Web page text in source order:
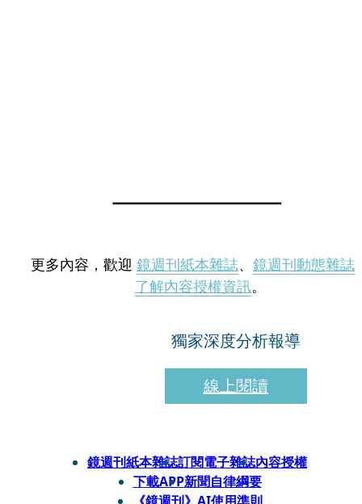
更多內容，歡迎 鏡週刊紙本雜誌、 鏡週刊動態雜誌
了解內容授權資訊。
獨家深度分析報導
線上閱讀
鏡週刊紙本雜誌訂閱電子雜誌內容授權
下載APP新聞自律綱要